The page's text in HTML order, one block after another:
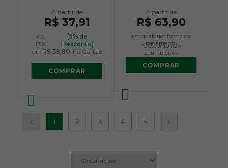
R$ 37,91
no
PIX
(5% de
Desconto)
ou R$ 39,90 no Cartão
COMPRAR
R$ 63,90
em qualquer forma de
pagamento
*Desconto não
acumulativo
COMPRAR
1 2 3 4 5